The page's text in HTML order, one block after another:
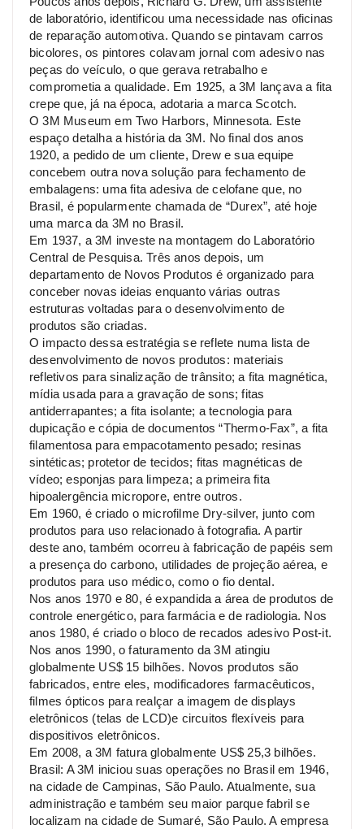
de laboratório, identificou uma necessidade nas oficinas
de reparação automotiva. Quando se pintavam carros
bicolores, os pintores colavam jornal com adesivo nas
peças do veículo, o que gerava retrabalho e
comprometia a qualidade. Em 1925, a 3M lançava a fita
crepe que, já na época, adotaria a marca Scotch.
O 3M Museum em Two Harbors, Minnesota. Este
espaço detalha a história da 3M. No final dos anos
1920, a pedido de um cliente, Drew e sua equipe
concebem outra nova solução para fechamento de
embalagens: uma fita adesiva de celofane que, no
Brasil, é popularmente chamada de “Durex”, até hoje
uma marca da 3M no Brasil.
Em 1937, a 3M investe na montagem do Laboratório
Central de Pesquisa. Três anos depois, um
departamento de Novos Produtos é organizado para
conceber novas ideias enquanto várias outras
estruturas voltadas para o desenvolvimento de
produtos são criadas.
O impacto dessa estratégia se reflete numa lista de
desenvolvimento de novos produtos: materiais
refletivos para sinalização de trânsito; a fita magnética,
mídia usada para a gravação de sons; fitas
antiderrapantes; a fita isolante; a tecnologia para
dupicação e cópia de documentos “Thermo-Fax”, a fita
filamentosa para empacotamento pesado; resinas
sintéticas; protetor de tecidos; fitas magnéticas de
vídeo; esponjas para limpeza; a primeira fita
hipoalergência micropore, entre outros.
Em 1960, é criado o microfilme Dry-silver, junto com
produtos para uso relacionado à fotografia. A partir
deste ano, também ocorreu à fabricação de papéis sem
a presença do carbono, utilidades de projeção aérea, e
produtos para uso médico, como o fio dental.
Nos anos 1970 e 80, é expandida a área de produtos de
controle energético, para farmácia e de radiologia. Nos
anos 1980, é criado o bloco de recados adesivo Post-it.
Nos anos 1990, o faturamento da 3M atingiu
globalmente US$ 15 bilhões. Novos produtos são
fabricados, entre eles, modificadores farmacêuticos,
filmes ópticos para realçar a imagem de displays
eletrônicos (telas de LCD)e circuitos flexíveis para
dispositivos eletrônicos.
Em 2008, a 3M fatura globalmente US$ 25,3 bilhões.
Brasil: A 3M iniciou suas operações no Brasil em 1946,
na cidade de Campinas, São Paulo. Atualmente, sua
administração e também seu maior parque fabril se
localizam na cidade de Sumaré, São Paulo. A empresa